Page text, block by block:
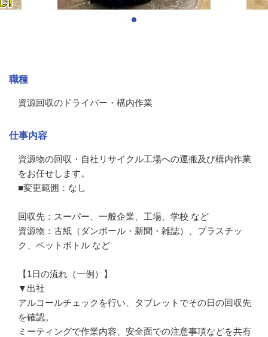
職種
資源回収のドライバー・構内作業
仕事内容
資源物の回収・自社リサイクル工場への運搬及び構内作業
をお任せします。
■変更範囲：なし
回収先：スーパー、一般企業、工場、学校 など
資源物：古紙（ダンボール・新聞・雑誌）、プラスチッ
ク、ペットボトル など
【1日の流れ（一例）】
▼出社
アルコールチェックを行い、タブレットでその日の回収先
を確認。
ミーティングで作業内容、安全面での注意事項などを共有